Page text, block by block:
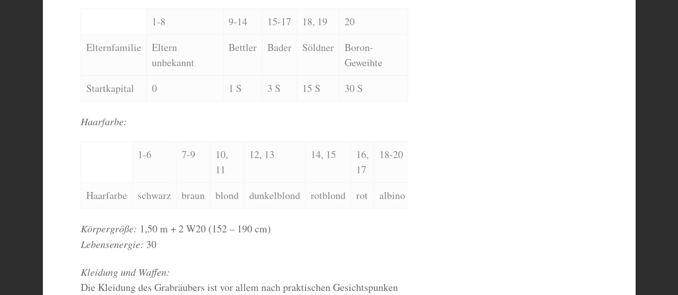
1-8 9-14 15-17 18, 19
20
Elternfamilie
Eltern
unbekannt
Bettler Bader Söldner
Boron-
Geweihte
Startkapital
0 1 S 3 S 15 S 30 S
Haarfarbe:
1-6 7-9
10,
11
12, 13 14, 15
16,
17
18-20
Haarfarbe schwarz braun blond dunkelblond rotblond rot albino
Körpergröße: 1,50 m + 2 W20 (152 – 190 cm)
Lebensenergie: 30
Kleidung und Waffen:
Die Kleidung des Grabräubers ist vor allem nach praktischen Gesichtspunken